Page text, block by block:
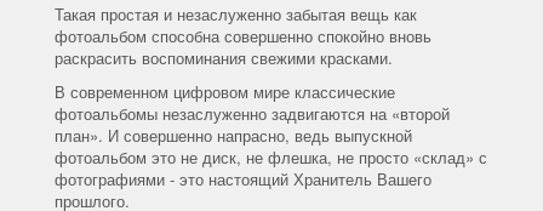
Такая простая и незаслуженно забытая вещь как
фотоальбом способна совершенно спокойно вновь
раскрасить воспоминания свежими красками.
В современном цифровом мире классические
фотоальбомы незаслуженно задвигаются на «второй
план». И совершенно напрасно, ведь выпускной
фотоальбом это не диск, не флешка, не просто «склад» с
фотографиями - это настоящий Хранитель Вашего
прошлого.